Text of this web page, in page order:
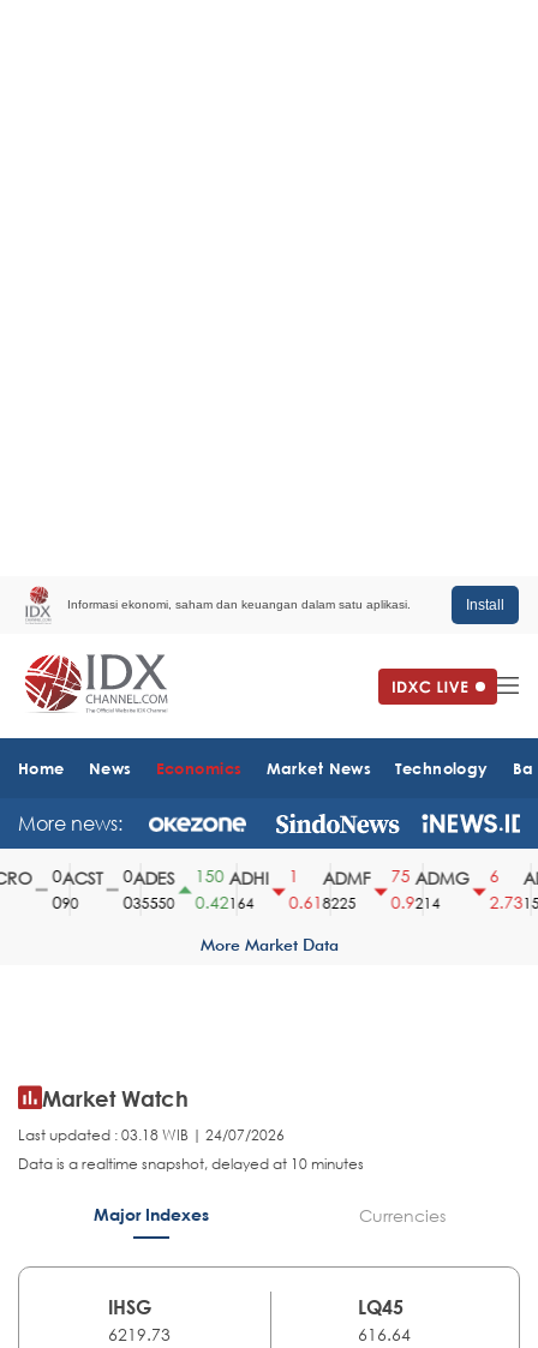
Informasi ekonomi, saham dan keuangan dalam satu aplikasi. Install
Home News Economics Market News Technology
More news:
ACST
90
ADES
35550
150
0.42
ADHI
164
0.61
ADMF
8225
75
0.9
ADMG
214
2.73
More Market Data
Market Watch
Last updated : 03.18 WIB | 24/07/2026
Data is a realtime snapshot, delayed at 10 minutes
Major Indexes Currencies
IHSG
6219.73
LQ45
616.64